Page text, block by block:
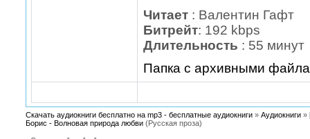
Читает : Валентин Гафт
Битрейт: 192 kbps
Длительность : 55 минут
Папка с архивными
Скачать аудиокниги бесплатно на mp3 - бесплатные аудиокниги » Аудиокниги »
Борис - Волновая природа любви (Русская проза)